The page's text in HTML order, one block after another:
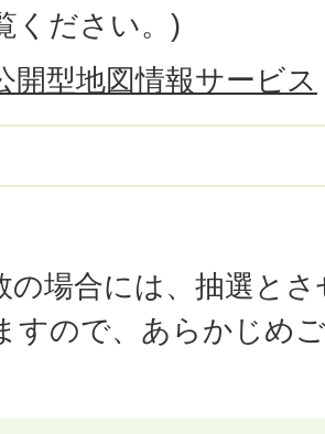
ください。)
開型地図情報サービス
の場合には、抽選とさ
すので、あらかじめ